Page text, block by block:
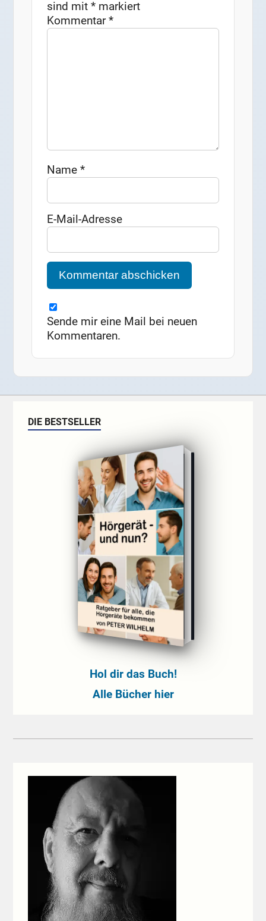
sind mit* markiert
Kommentar*
Name*
E-Mail-Adresse
Sende mir eine Mail bei neuen
Kommentaren.
DIE BESTSELLER
Hol dir das Buch!
Alle Bücher hier